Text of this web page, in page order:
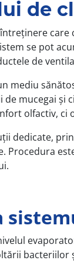
de
care
se pot
de
mediu
mucegai și
olfactiv,
dedicate,
Procedura